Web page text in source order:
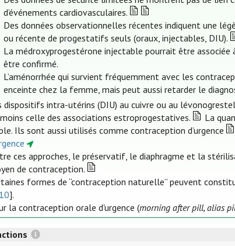
d’événements cardiovasculaires.
Des données observationnelles récentes indiquent une
ou récente de progestatifs seuls (oraux, injectables, DIU).
La médroxyprogestérone injectable pourrait être associée
être confirmé.
L’aménorrhée qui survient fréquemment avec les
enceinte chez la femme, mais peut aussi retarder le
dispositifs intra-utérins (DIU) au cuivre ou au
celle des associations estroprogestatives.
La
Ils sont aussi utilisés comme contraception d’urgence
ces approches, le préservatif, le diaphragme et la
de contraception.
formes de “contraception naturelle” peuvent
].
la contraception orale d'urgence (morning after pill, alias